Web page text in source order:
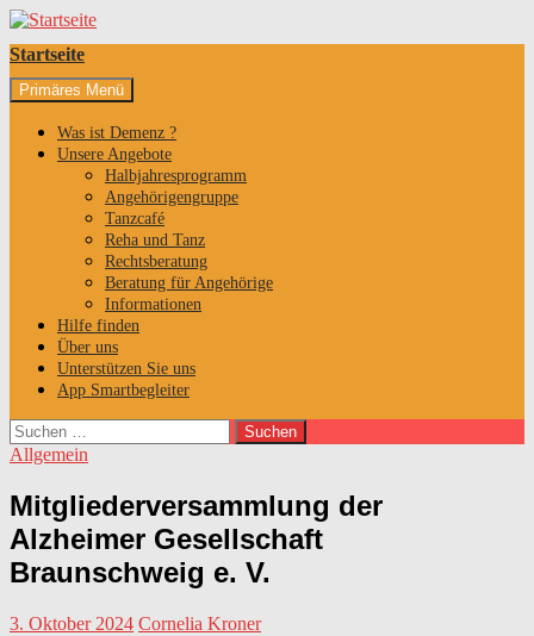
Startseite
Suchen
Primäres Menü
Inhalt
springen
Was ist Demenz ?
Unsere Angebote
Halbjahresprogramm
Angehörigengruppe
Tanzcafé
Reha und Tanz
Rechtsberatung
Beratung für Angehörige
Informationen
Hilfe finden
Über uns
Unterstützen Sie uns
App Smartbegleiter
Suchen
nach:
Allgemein
Mitgliederversammlung der
Alzheimer Gesellschaft
Braunschweig e. V.
3. Oktober 2024 Cornelia Kroner